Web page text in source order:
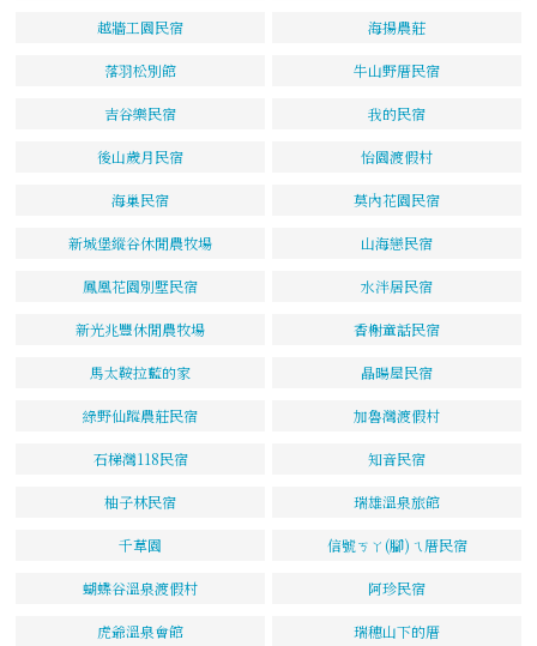
越牆工園民宿 海揚農莊
落羽松別館 牛山野厝民宿
吉谷樂民宿 我的民宿
後山歲月民宿 怡園渡假村
海巢民宿 莫內花園民宿
新城堡縱谷休閒農牧場 山海戀民宿
鳳凰花園別墅民宿 水泮居民宿
新光兆豐休閒農牧場 香榭童話民宿
馬太鞍拉藍的家 晶暘屋民宿
綠野仙蹤農莊民宿 加魯灣渡假村
石梯灣118民宿 知音民宿
柚子林民宿 瑞雄溫泉旅館
千草園 信號ㄎㄚ(腳)ㄟ厝民宿
蝴蝶谷溫泉渡假村 阿珍民宿
虎爺溫泉會館 瑞穗山下的厝